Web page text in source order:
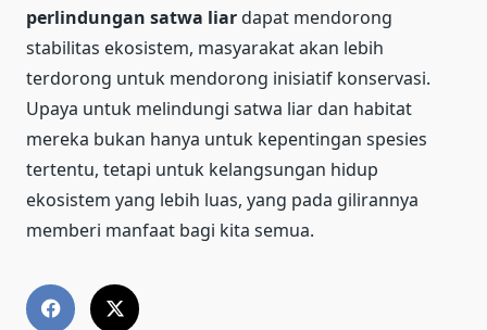
perlindungan satwa liardapat mendorong
stabilitas ekosistem, masyarakat akan lebih
terdorong untuk mendorong inisiatif konservasi.
Upaya untuk melindungi satwa liar dan habitat
mereka bukan hanya untuk kepentingan spesies
tertentu, tetapi untuk kelangsungan hidup
ekosistem yang lebih luas, yang pada gilirannya
memberi manfaat bagi kita semua.